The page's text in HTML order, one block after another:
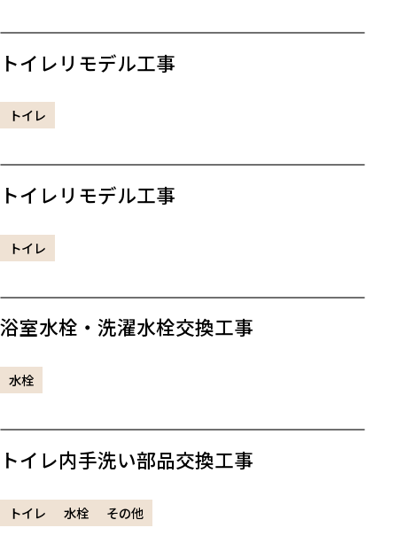
トイレリモデル工事
トイレ
トイレリモデル工事
トイレ
浴室水栓・洗濯水栓交換工事
水栓
トイレ内手洗い部品交換工事
トイレ 水栓 その他